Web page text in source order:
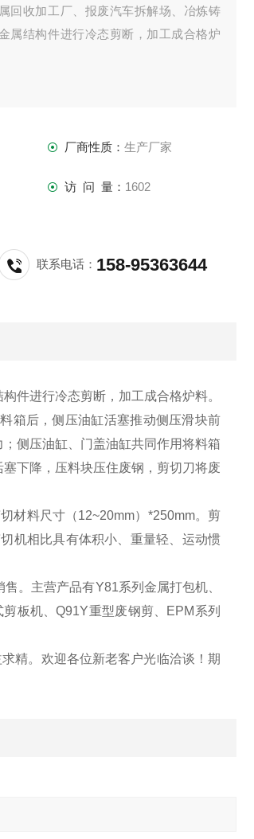
回收加工厂、报废汽车拆解场、冶炼铸
属结构件进行冷态剪断，加工成合格炉
厂商性质： 生产厂家
访 问 量： 1602
联系电话： 158-95363644
件进行冷态剪断，加工成合格炉料。
箱后，侧压油缸活塞推动侧压滑块前
侧压油缸、门盖油缸共同作用将料箱
下降，压料块压住废钢，剪切刀将废
材料尺寸（12~20mm）*250mm。剪
机相比具有体积小、重量轻、运动惯
。主营产品有Y81系列金属打包机、
板机、Q91Y重型废钢剪、EPM系列
精。欢迎各位新老客户光临洽谈！期